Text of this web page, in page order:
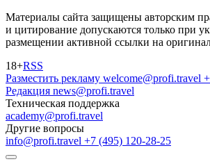
Материалы сайта защищены авторским
и цитирование допускаются только при
размещении активной ссылки на
18+RSS
Разместить рекламу welcome@profi.travel
Редакция news@profi.travel
Техническая поддержка
academy@profi.travel
Другие вопросы
info@profi.travel +7 (495) 120-28-25